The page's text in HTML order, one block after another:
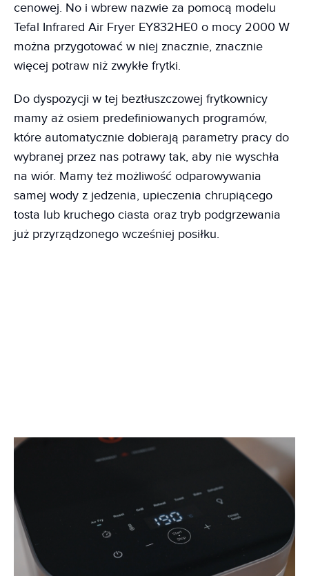
cenowej. No i wbrew nazwie za pomocą modelu
Tefal Infrared Air Fryer EY832HE0 o mocy 2000 W
można przygotować w niej znacznie, znacznie
więcej potraw niż zwykłe frytki.
Do dyspozycji w tej beztłuszczowej frytkownicy
mamy aż osiem predefiniowanych programów,
które automatycznie dobierają parametry pracy do
wybranej przez nas potrawy tak, aby nie wyschła
na wiór. Mamy też możliwość odparowywania
samej wody z jedzenia, upieczenia chrupiącego
tosta lub kruchego ciasta oraz tryb podgrzewania
już przyrządzonego wcześniej posiłku.